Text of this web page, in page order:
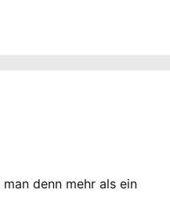
denn mehr als ein